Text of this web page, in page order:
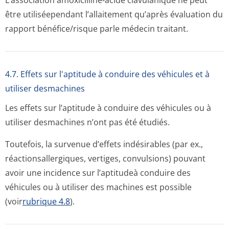
être utiliséependant l’allaitement qu’après évaluation du
rapport bénéfice/risque parle médecin traitant.
4.7. Effets sur l'aptitude à conduire des véhicules et à
utiliser desmachines
Les effets sur l’aptitude à conduire des véhicules ou à
utiliser desmachines n’ont pas été étudiés.
Toutefois, la survenue d’effets indésirables (par ex.,
réactionsaller­giques, vertiges, convulsions) pouvant
avoir une incidence sur l’aptitudeà conduire des
véhicules ou à utiliser des machines est possible
(voirrubrique 4.8).